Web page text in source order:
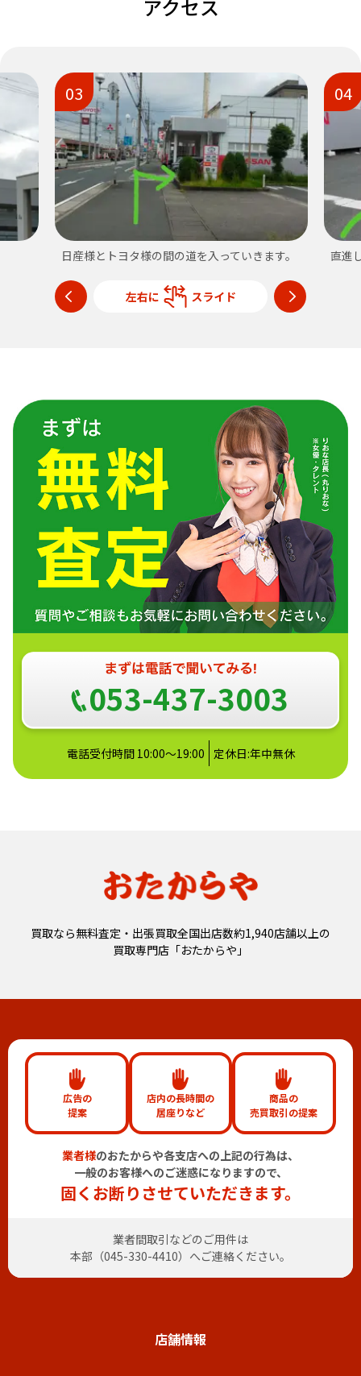
アクセス
03
日産様とトヨタ様の間の道を入っていきます。
04
直進
053-437-3003
電話受付時間 10:00～19:00 定休日:年中無休
買取なら無料査定・出張買取全国出店数約1,940店舗以上の
買取専門店「おたからや」
広告の
提案
店内の長時間の
居座りなど
商品の
売買取引の提案
業者様のおたからや各支店への上記の行為は、
一般のお客様へのご迷惑になりますので、
固くお断りさせていただきます。
業者間取引などのご用件は
本部（045-330-4410）へご連絡ください。
店舗情報